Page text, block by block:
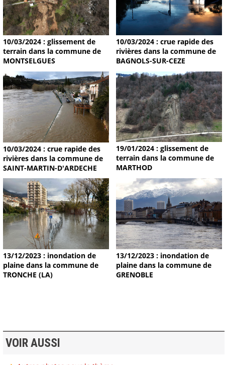
10/03/2024 : glissement de
terrain dans la commune de
MONTSELGUES
10/03/2024 : crue rapide des
rivières dans la commune de
BAGNOLS-SUR-CEZE
10/03/2024 : crue rapide des
rivières dans la commune de
SAINT-MARTIN-D'ARDECHE
19/01/2024 : glissement de
terrain dans la commune de
MARTHOD
13/12/2023 : inondation de
plaine dans la commune de
TRONCHE (LA)
13/12/2023 : inondation de
plaine dans la commune de
GRENOBLE
VOIR AUSSI